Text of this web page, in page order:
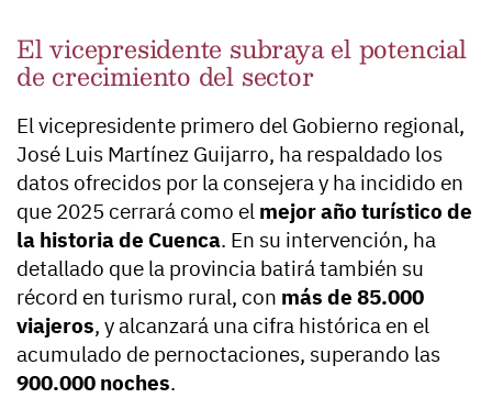
El vicepresidente subraya el potencial
de crecimiento del sector
El vicepresidente primero del Gobierno regional,
José Luis Martínez Guijarro, ha respaldado los
datos ofrecidos por la consejera y ha incidido en
que 2025 cerrará como el mejor año turístico de
la historia de Cuenca. En su intervención, ha
detallado que la provincia batirá también su
récord en turismo rural, con más de 85.000
viajeros, y alcanzará una cifra histórica en el
acumulado de pernoctaciones, superando las
900.000 noches.